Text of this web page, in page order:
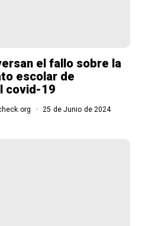
el fallo sobre la
escolar de
covid-19
25 de Junio de 2024